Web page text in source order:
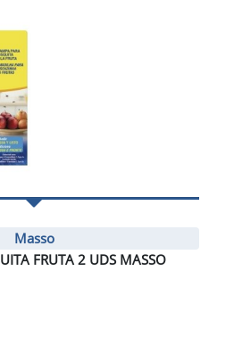
Masso
FRUTA 2 UDS MASSO